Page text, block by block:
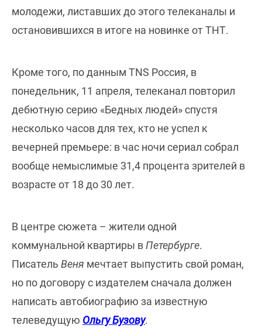
молодежи, листавших до этого телеканалы и
остановившихся в итоге на новинке от ТНТ.
Кроме того, по данным TNS Россия, в
понедельник, 11 апреля, телеканал повторил
дебютную серию «Бедных людей» спустя
несколько часов для тех, кто не успел к
вечерней премьере: в час ночи сериал собрал
вообще немыслимые 31,4 процента зрителей в
возрасте от 18 до 30 лет.
В центре сюжета – жители одной
коммунальной квартиры вПетербурге.
Писатель Веня мечтает выпустить свой роман,
но по договору с издателем сначала должен
написать автобиографию за известную
телеведущую Ольгу Бузову.